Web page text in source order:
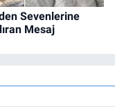
Sevenlerine
Mesaj